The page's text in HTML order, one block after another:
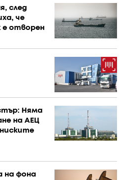
след
че
отворен
Няма
на АЕЦ
на фона